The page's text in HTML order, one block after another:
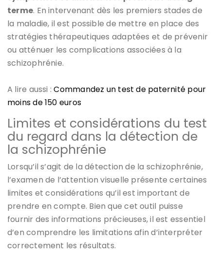
terme. En intervenant dès les premiers stades de
la maladie, il est possible de mettre en place des
stratégies thérapeutiques adaptées et de prévenir
ou atténuer les complications associées à la
schizophrénie.
A lire aussi :Commandez un test de paternité pour
moins de 150 euros
Limites et considérations du test
du regard dans la détection de
la schizophrénie
Lorsqu’il s’agit de la détection de la schizophrénie,
l’examen de l’attention visuelle présente certaines
limites et considérations qu’il est important de
prendre en compte. Bien que cet outil puisse
fournir des informations précieuses, il est essentiel
d’en comprendre les limitations afin d’interpréter
correctement les résultats.